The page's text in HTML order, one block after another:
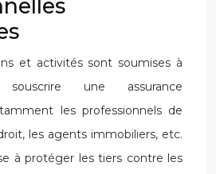
et activités sont soumises à
souscrire une assurance
les professionnels de
les agents immobiliers, etc.
à protéger les tiers contre les